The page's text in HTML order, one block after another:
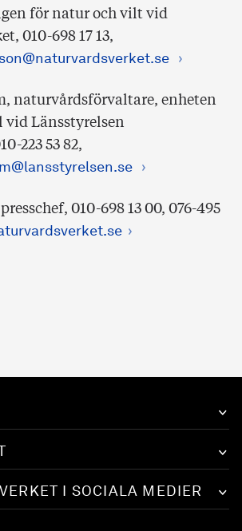
för natur och vilt vid
010-698 17 13,
naturvårdsförvaltare, enheten
vid Länsstyrelsen
223 53 82,
010-698 13 00, 076-495
I SOCIALA MEDIER